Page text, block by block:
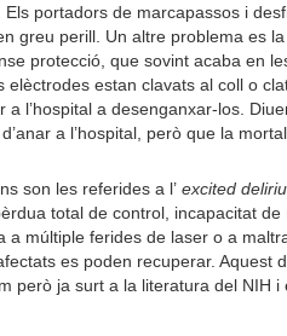
portadors de marcapassos i
greu perill. Un altre problema es
protecció, que sovint acaba en
elèctrodes estan clavats al coll o
a l’hospital a desenganxar-los.
a l’hospital, però que la
son les referides a l’ excited
total de control, incapacitat de
a múltiple ferides de laser o a
es poden recuperar. Aquest
però ja surt a la literatura del NIH i